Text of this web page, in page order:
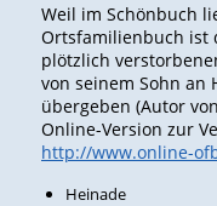
Weil im Schönbuch
Ortsfamilienbuch ist
plötzlich
von seinem Sohn an
übergeben (Autor
Online-Version zur
http://www.online-
Heinade